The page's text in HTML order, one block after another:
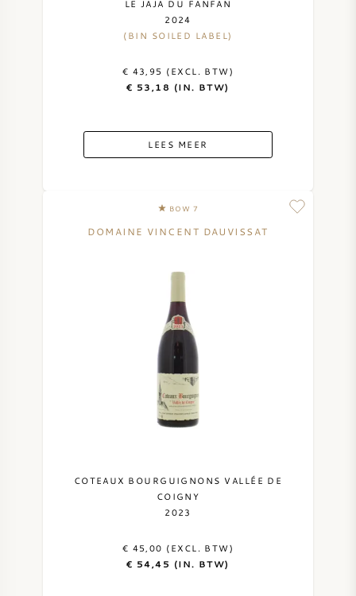
BORDEAUX
LE JAJA DU FANFAN
2024
(BIN SOILED LABEL)
€ 43,95 (EXCL. BTW)
€ 53,18 (IN. BTW)
LEES MEER
BOW 7
DOMAINE VINCENT DAUVISSAT
COTEAUX BOURGUIGNONS VALLÉE DE
COIGNY
2023
€ 45,00 (EXCL. BTW)
€ 54,45 (IN. BTW)